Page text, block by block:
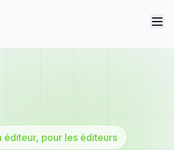
éditeur, pour les éditeurs